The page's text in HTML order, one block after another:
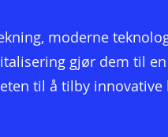
moderne
gjør dem til
til å tilby innovative